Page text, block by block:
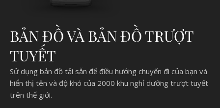
BẢN ĐỒ VÀ BẢN ĐỒ TRƯỢT
TUYẾT
Sử dụng bản đồ tải sẵn để điều hướng chuyến đi của bạn và
hiển thị tên và độ khó của 2000 khu nghỉ dưỡng trượt tuyết
trên thế giới.